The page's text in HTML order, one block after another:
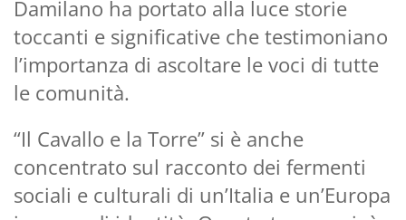
Damilano ha portato alla luce storie
toccanti e significative che testimoniano
l’importanza di ascoltare le voci di tutte
le comunità.
“Il Cavallo e la Torre” si è anche
concentrato sul racconto dei fermenti
sociali e culturali di un’Italia e un’Europa